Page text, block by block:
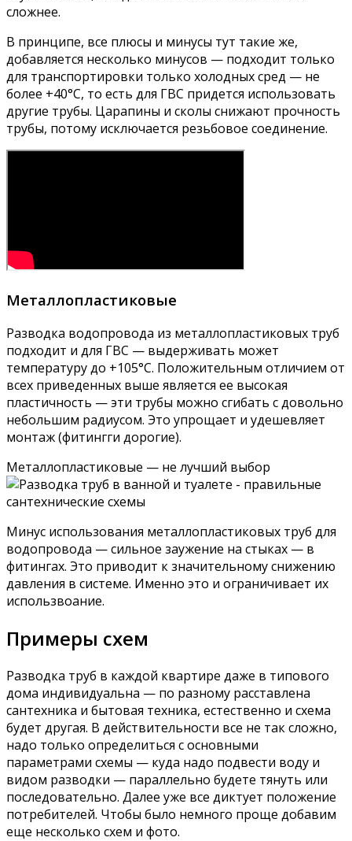
сложнее.
В принципе, все плюсы и минусы тут такие же,
добавляется несколько минусов — подходит только
для транспортировки только холодных сред — не
более +40°C, то есть для ГВС придется использовать
другие трубы. Царапины и сколы снижают прочность
трубы, потому исключается резьбовое соединение.
Металлопластиковые
Разводка водопровода из металлопластиковых труб
подходит и для ГВС — выдерживать может
температуру до +105°C. Положительным отличием от
всех приведенных выше является ее высокая
пластичность — эти трубы можно сгибать с довольно
небольшим радиусом. Это упрощает и удешевляет
монтаж (фитингги дорогие).
Металлопластиковые — не лучший выбор
Минус использования металлопластиковых труб для
водопровода — сильное заужение на стыках — в
фитингах. Это приводит к значительному снижению
давления в системе. Именно это и ограничивает их
использвоание.
Примеры схем
Разводка труб в каждой квартире даже в типового
дома индивидуальна — по разному расставлена
сантехника и бытовая техника, естественно и схема
будет другая. В действительности все не так сложно,
надо только определиться с основными
параметрами схемы — куда надо подвести воду и
видом разводки — параллельно будете тянуть или
последовательно. Далее уже все диктует положение
потребителей. Чтобы было немного проще добавим
еще несколько схем и фото.